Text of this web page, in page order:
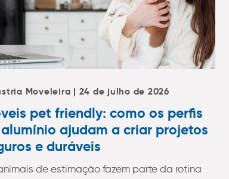
Moveleira | 24 de julho de 2026
pet friendly: como os perfis
ajudam a criar projetos
e duráveis
de estimação fazem parte da rotina